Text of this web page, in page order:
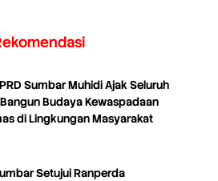
Sumbar Muhidi Ajak Seluruh
Budaya Kewaspadaan
di Lingkungan Masyarakat
Setujui Ranperda